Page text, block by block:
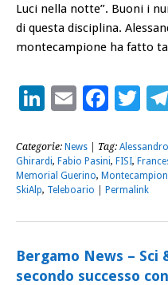
Luci nella notte”. Buoni i
di questa disciplina.
montecampione ha fatto
LinkedIn
Email
Categorie: News | Tag:
Ghirardi, Fabio Pasini, FISI,
Memorial Guerino,
SkiAlp, Teleboario Permalink
Bergamo News –
secondo successo